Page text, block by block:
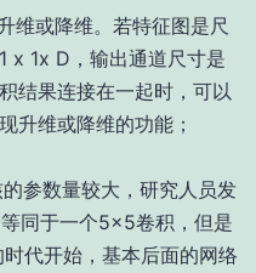
维或降维。若特征图是尺
x 1x D，输出通道尺寸是
结果连接在一起时，可以
升维或降维的功能；
参数量较大，研究人员发
同于一个5×5卷积，但是
代开始，基本后面的网络